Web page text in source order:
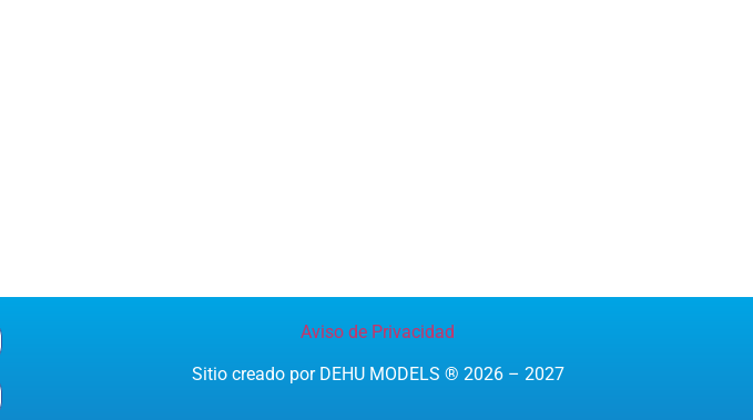
Aviso de Privacidad
Sitio creado por DEHU MODELS ® 2026 – 2027